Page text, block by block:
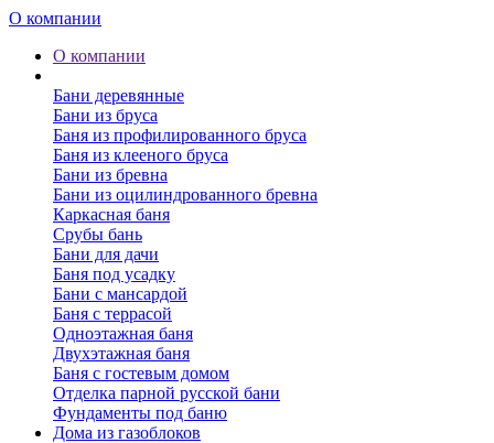
О компании
О компании
Бани деревянные
Бани из бруса
Баня из профилированного бруса
Баня из клееного бруса
Бани из бревна
Бани из оцилиндрованного бревна
Каркасная баня
Срубы бань
Бани для дачи
Баня под усадку
Бани с мансардой
Баня с террасой
Одноэтажная баня
Двухэтажная баня
Баня с гостевым домом
Отделка парной русской бани
Фундаменты под баню
Дома из газоблоков